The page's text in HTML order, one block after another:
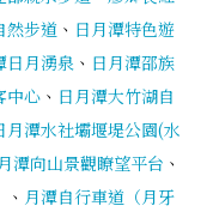
然步道 、 日月潭特色遊
日月湧泉 、 日月潭邵族
中心 、 日月潭大竹湖自
月潭水社壩堰堤公園(水
潭向山景觀瞭望平台 、
、 月潭自行車道（月牙